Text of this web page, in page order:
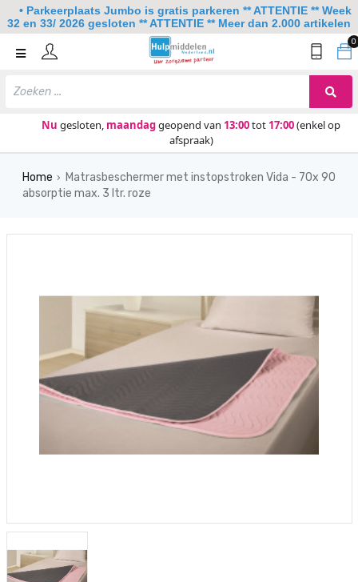
0
Nu gesloten, maandaggeopend van 13:00tot 17:00(enkel op
afspraak)
Home
Keuken
Home › Matrasbeschermer met instopstroken Vida - 70x 90
absorptie max. 3 ltr. roze
• Parkeerplaats Jumbo is gratis parkeren ** ATTENTIE ** Week
32 en 33/ 2026 gesloten ** ATTENTIE ** Meer dan 2.000 artikelen